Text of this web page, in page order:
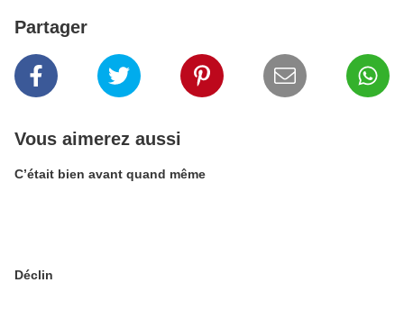
Partager
Vous aimerez aussi
C’était bien avant quand même
Déclin